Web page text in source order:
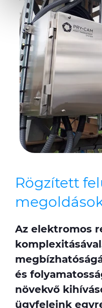
We also share
our social media,
may combine it with
provided to them or that
of their services.
Rögzített
Az elektromos
és
növekvő
ügyfeleink